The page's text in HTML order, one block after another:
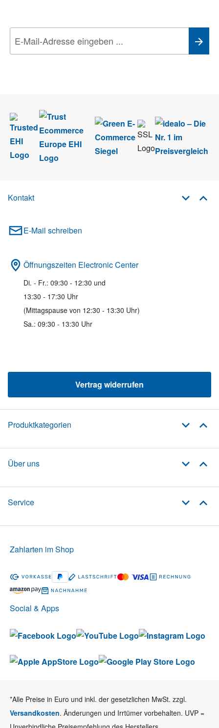
Kontakt
E-Mail schreiben
Öffnungszeiten Electronic Center
Di. - Fr.: 09:30 - 12:30 und
13:30 - 17:30 Uhr
(Mittagspause von 12:30 - 13:30 Uhr)
Sa.: 09:30 - 13:30 Uhr
Vertrag widerrufen
Produktkategorien
Über uns
Service
Social & Apps
Zahlarten im Shop
*Alle Preise in Euro und inkl. der gesetzlichen MwSt. zzgl.
Versandkosten. Änderungen und Irrtümer vorbehalten. UVP =